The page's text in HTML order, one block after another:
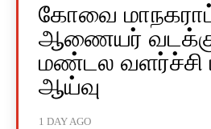
கோவை
ஆணையர்
மண்டல
ஆய்வு
1 DAY AGO